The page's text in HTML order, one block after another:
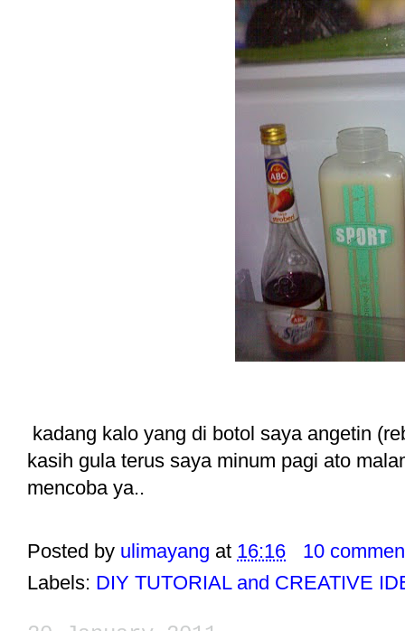
kadang kalo yang di botol saya angetin
kasih gula terus saya minum pagi ato
mencoba ya..
Posted by ulimayang at 16:16
10
Labels: DIY TUTORIAL and CREATIVE